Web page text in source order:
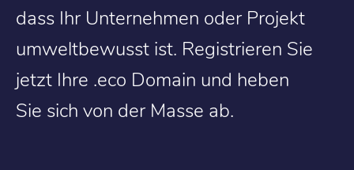
dass Ihr Unternehmen oder Projekt
umweltbewusst ist. Registrieren Sie
jetzt Ihre .eco Domain und heben
Sie sich von der Masse ab.